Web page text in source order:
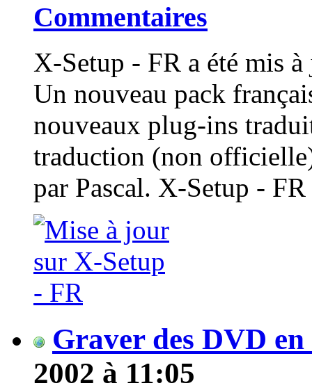
Commentaires
X-Setup - FR a été mis
Un nouveau pack
nouveaux plug-ins
traduction (non
par Pascal. X-Setup - FR
Graver des DVD en
2002 à 11:05